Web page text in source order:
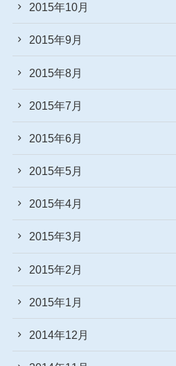
2015年10月
2015年9月
2015年8月
2015年7月
2015年6月
2015年5月
2015年4月
2015年3月
2015年2月
2015年1月
2014年12月